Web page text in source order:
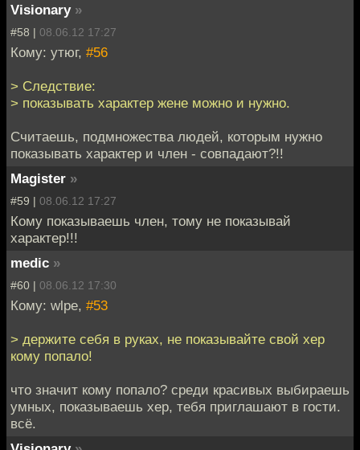
Visionary »
#58 | 08.06.12 17:27
Кому: утюг, #56
> Следствие:
> показывать характер жене можно и нужно.
Считаешь, подмножества людей, которым нужно
показывать характер и член - совпадают?!!
Magister »
#59 | 08.06.12 17:27
Кому показываешь член, тому не показывай
характер!!!
medic »
#60 | 08.06.12 17:30
Кому: wlpe, #53
> держите себя в руках, не показывайте свой хер
кому попало!
что значит кому попало? среди красивых выбираешь
умных, показываешь хер, тебя приглашают в гости.
всё.